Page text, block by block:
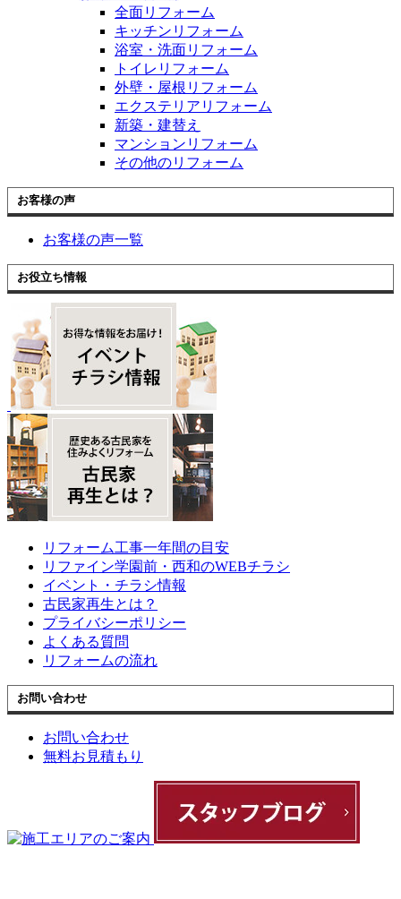
全面リフォーム
キッチンリフォーム
浴室・洗面リフォーム
トイレリフォーム
外壁・屋根リフォーム
エクステリアリフォーム
新築・建替え
マンションリフォーム
その他のリフォーム
お客様の声
お客様の声一覧
お役立ち情報
リフォーム工事一年間の目安
リファイン学園前・西和のWEBチラシ
イベント・チラシ情報
古民家再生とは？
プライバシーポリシー
よくある質問
リフォームの流れ
お問い合わせ
お問い合わせ
無料お見積もり